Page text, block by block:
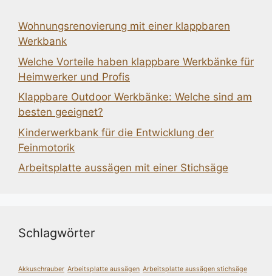
Wohnungsrenovierung mit einer klappbaren
Werkbank
Welche Vorteile haben klappbare Werkbänke für
Heimwerker und Profis
Klappbare Outdoor Werkbänke: Welche sind am
besten geeignet?
Kinderwerkbank für die Entwicklung der
Feinmotorik
Arbeitsplatte aussägen mit einer Stichsäge
Schlagwörter
Akkuschrauber Arbeitsplatte aussägen Arbeitsplatte aussägen stichsäge